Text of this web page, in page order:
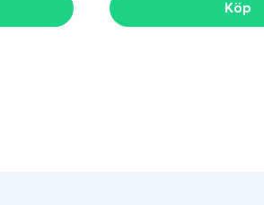
Köp